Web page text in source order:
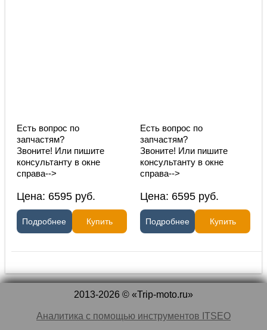
Есть вопрос по
запчастям?
Звоните! Или пишите
консультанту в окне
справа-->
Цена: 6595 руб.
Подробнее Купить
Есть вопрос по
запчастям?
Звоните! Или пишите
консультанту в окне
справа-->
Цена: 6595 руб.
Подробнее Купить
2013-2026 © «Trip-moto.ru»
Аналитика с помощью инструментов ITSEO